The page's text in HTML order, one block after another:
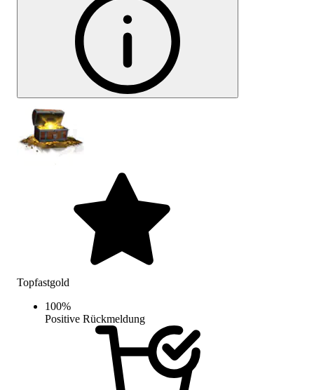
Topfastgold
100%
Positive Rückmeldung